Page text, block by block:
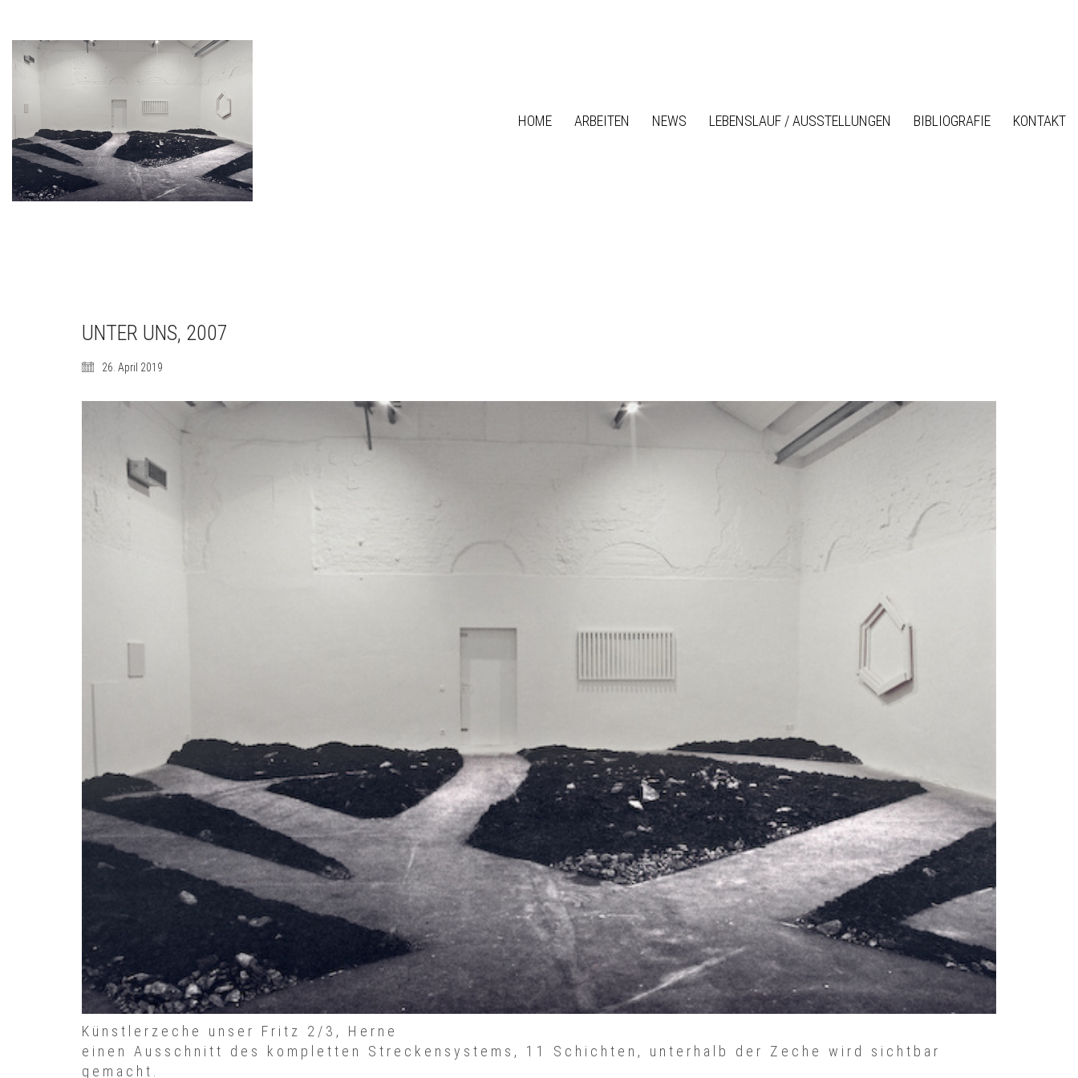
HOME ARBEITEN NEWS LEBENSLAUF / AUSSTELLUNGEN BIBLIOGRAFIE KONTAKT
UNTER UNS, 2007
26. April 2019
Künstlerzeche unser Fritz 2/3, Herne
einen Ausschnitt des kompletten Streckensystems, 11 Schichten, unterhalb der Zeche wird sichtbar
gemacht.